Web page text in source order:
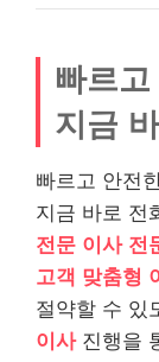
빠르
지금
빠르고 안전
지금 바로 전
전문 이사 전
고객 맞춤형
절약할 수 있
이사진행을